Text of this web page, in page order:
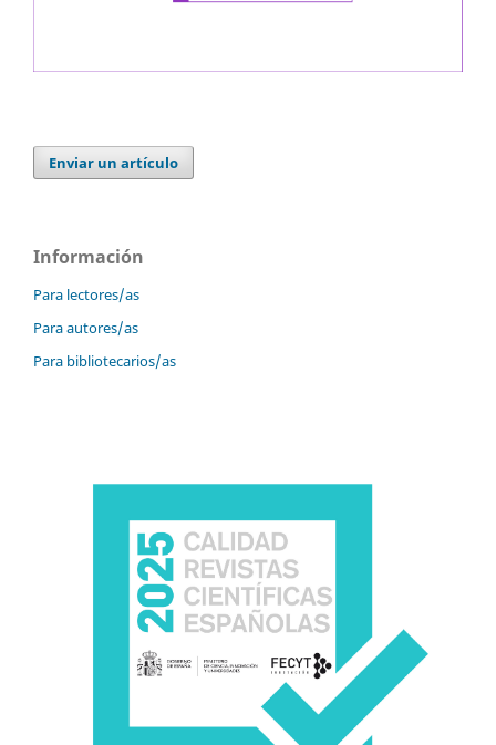
Enviar un artículo
Información
Para lectores/as
Para autores/as
Para bibliotecarios/as